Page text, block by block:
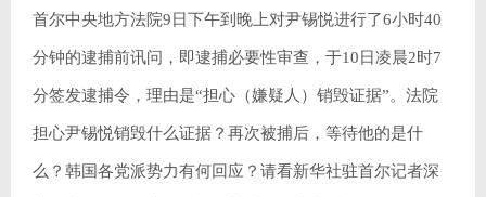
首尔中央地方法院9日下午到晚上对尹锡悦进行了6小时40
分钟的逮捕前讯问，即逮捕必要性审查，于10日凌晨2时7
分签发逮捕令，理由是“担心（嫌疑人）销毁证据”。法院
担心尹锡悦销毁什么证据？再次被捕后，等待他的是什
么？韩国各党派势力有何回应？请看新华社驻首尔记者深